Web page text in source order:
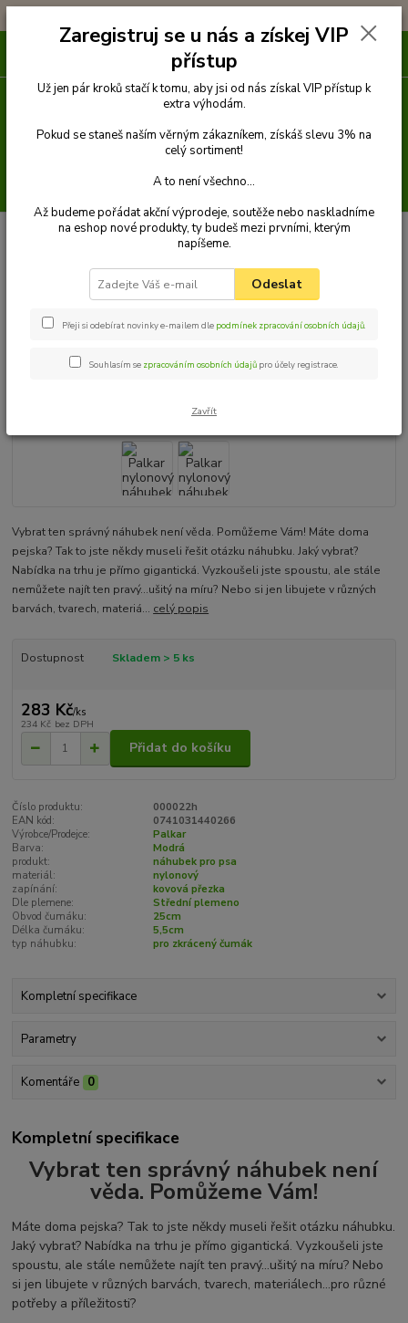
Venčení Náhubky Popruhové náhubky
Náhubek zkrácený
Palkar nylonový náhubek pro zkrácený čumák pro psy vel. 3 25 cm x 5,5
Palkar nylonový náhubek pro
zkrácený čumák pro psy vel. 3 25
cm x 5,5 cm černo-modrá
Vybrat ten správný náhubek není věda. Pomůžeme Vám! Máte doma
pejska? Tak to jste někdy museli řešit otázku náhubku. Jaký vybrat?
Nabídka na trhu je přímo gigantická. Vyzkoušeli jste spoustu, ale stále
nemůžete najít ten pravý...ušitý na míru? Nebo si jen libujete v různých
barvách, tvarech, materiá... celý popis
Dostupnost Skladem > 5 ks
283 Kč/ks
234 Kč bez DPH
Přidat do košíku
Číslo produktu:
000022h
EAN kód:
0741031440266
Výrobce/Prodejce:
Palkar
Barva:
Modrá
produkt:
náhubek pro psa
materiál:
nylonový
zapínání:
kovová přezka
Dle plemene:
Střední plemeno
Obvod čumáku:
25cm
Délka čumáku:
5,5cm
typ náhubku:
pro zkrácený čumák
Kompletní specifikace
Parametry
Komentáře 0
Kompletní specifikace
Vybrat ten správný náhubek není
věda. Pomůžeme Vám!
Máte doma pejska? Tak to jste někdy museli řešit otázku náhubku.
Jaký vybrat? Nabídka na trhu je přímo gigantická. Vyzkoušeli jste
spoustu, ale stále nemůžete najít ten pravý...ušitý na míru? Nebo
si jen libujete v různých barvách, tvarech, materiálech...pro různé
potřeby a příležitosti?
Zaregistruj se u nás a získej VIP
přístup
Už jen pár kroků stačí k tomu, aby jsi od nás získal VIP přístup k
extra výhodám.
Pokud se staneš naším věrným zákazníkem, získáš slevu 3% na
celý sortiment!
A to není všechno...
Až budeme pořádat akční výprodeje, soutěže nebo naskladníme
na eshop nové produkty, ty budeš mezi prvními, kterým
napíšeme.
Odeslat
Přeji si odebírat novinky e-mailem dle podmínek zpracování osobních údajů.
Souhlasím se zpracováním osobních údajů pro účely registrace.
Zavřít